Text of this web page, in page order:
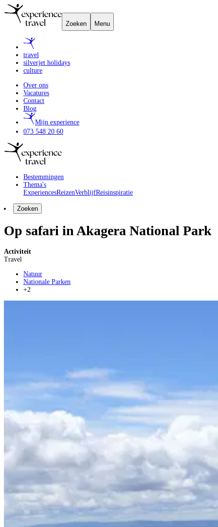
Zoeken Menu
travel
silverjet holidays
culture
Over ons
Vacatures
Contact
Blog
Mijn experience
073 548 20 60
Bestemmingen
Thema's
ExperiencesReizenVerblijfReisinspiratie
Zoeken
Op safari in Akagera National Park
Activiteit
Travel
Natuur
Nationale Parken
+2